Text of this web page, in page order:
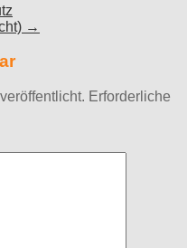
→
Erforderliche